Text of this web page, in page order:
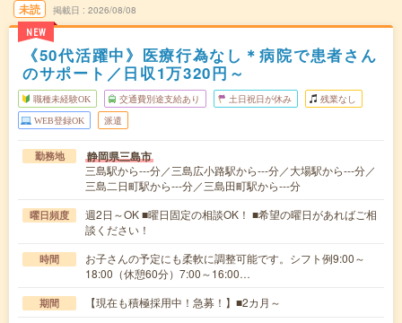
未読
NEW
掲載日 2026/08/08
《50代活躍中》医療行為なし＊病院で患者さん
のサポート／日収1万320円～
職種未経験OK 交通費別途支給あり 土日祝日が休み 残業なし
WEB登録OK 派遣
勤務地 静岡県三島市
三島駅から---分／三島広小路駅から---分／大場駅から---分／
三島二日町駅から---分／三島田町駅から---分
曜日頻度
週2日～OK ■曜日固定の相談OK！ ■希望の曜日があればご相
談ください！
時間
お子さんの予定にも柔軟に調整可能です。シフト例9:00～
18:00（休憩60分）7:00～16:00…
期間 【現在も積極採用中！急募！】■2カ月～